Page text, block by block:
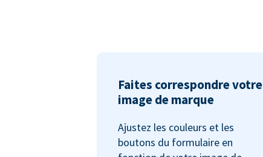
Faites correspondre votre
image de marque
Ajustez les couleurs et les
boutons du formulaire en